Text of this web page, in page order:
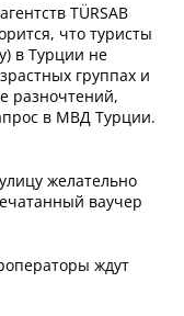
TÜRSAB
что туристы
в Турции не
группах и
разночтений,
в МВД Турции.
желательно
ваучер
ждут